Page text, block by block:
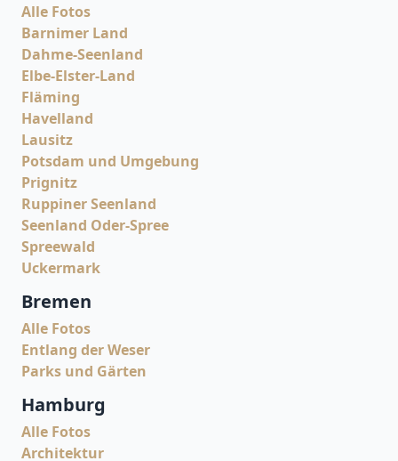
Alle Fotos
Barnimer Land
Dahme-Seenland
Elbe-Elster-Land
Fläming
Havelland
Lausitz
Potsdam und Umgebung
Prignitz
Ruppiner Seenland
Seenland Oder-Spree
Spreewald
Uckermark
Bremen
Alle Fotos
Entlang der Weser
Parks und Gärten
Hamburg
Alle Fotos
Architektur